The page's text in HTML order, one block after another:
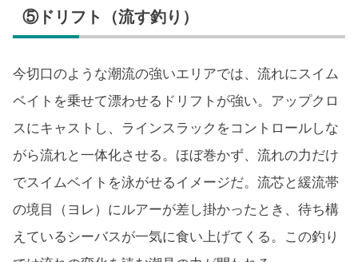
⑤ドリフト（流す釣り）
今切口のような潮流の強いエリアでは、流れにスイム
ベイトを乗せて漂わせるドリフトが強い。アップクロ
スにキャストし、ラインスラックをコントロールしな
がら流れと一体化させる。ほぼ巻かず、流れの力だけ
でスイムベイトを泳がせるイメージだ。流芯と緩流帯
の境目（ヨレ）にルアーが差し掛かったとき、待ち構
えているシーバスが一気に食い上げてくる。この釣り